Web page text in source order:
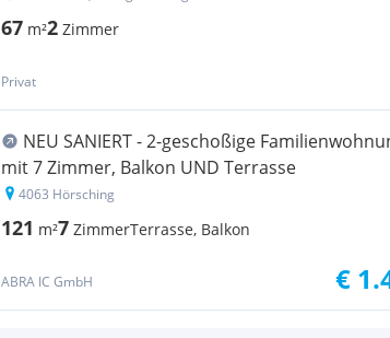
67 m²2 Zimmer
Privat
NEU SANIERT - 2-geschoßige
mit 7 Zimmer, Balkon UND Terrasse
4063 Hörsching
121 m²7 ZimmerTerrasse, Balkon
ABRA IC GmbH €